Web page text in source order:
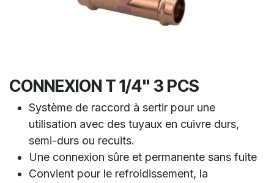
CONNEXION T 1/4" 3 PCS
Système de raccord à sertir pour une
utilisation avec des tuyaux en cuivre durs,
semi-durs ou recuits.
Une connexion sûre et permanente sans fuite
Convient pour le refroidissement, la